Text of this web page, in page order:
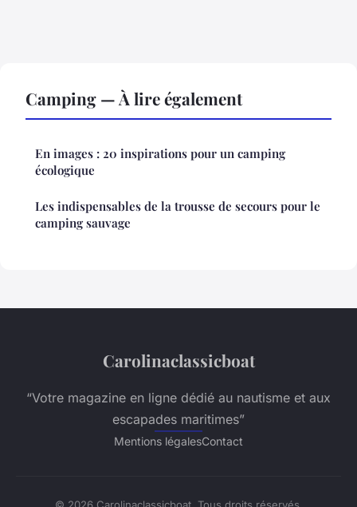
Camping — À lire également
En images : 20 inspirations pour un camping
écologique
Les indispensables de la trousse de secours pour le
camping sauvage
Carolinaclassicboat
“Votre magazine en ligne dédié au nautisme et aux
escapades maritimes”
Mentions légalesContact
© 2026 Carolinaclassicboat. Tous droits réservés.